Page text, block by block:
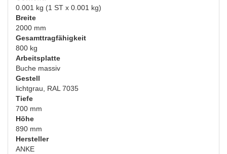
0.001 kg (1 ST x 0.001 kg)
Breite
2000 mm
Gesamttragfähigkeit
800 kg
Arbeitsplatte
Buche massiv
Gestell
lichtgrau, RAL 7035
Tiefe
700 mm
Höhe
890 mm
Hersteller
ANKE